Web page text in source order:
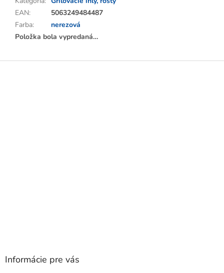
EAN:
5063249484487
Farba:
nerezová
Položka bola vypredaná…
Z
Informácie pre vás